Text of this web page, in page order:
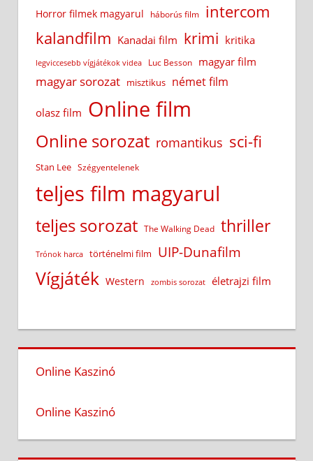
Horror filmek magyarul háborús film intercom
kalandfilm Kanadai film krimi kritika
legviccesebb vígjátékok videa Luc Besson magyar film
magyar sorozat misztikus német film
olasz film Online film
Online sorozat romantikus sci-fi
Stan Lee Szégyentelenek
teljes film magyarul
teljes sorozat The Walking Dead thriller
Trónok harca történelmi film UIP-Dunafilm
Vígjáték Western zombis sorozat életrajzi film
Online Kaszinó
Online Kaszinó